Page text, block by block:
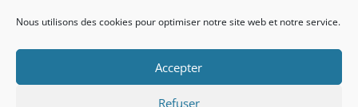
Nous utilisons des cookies pour optimiser notre site web et notre service.
Accepter
Refuser
AGENDA GALERIE